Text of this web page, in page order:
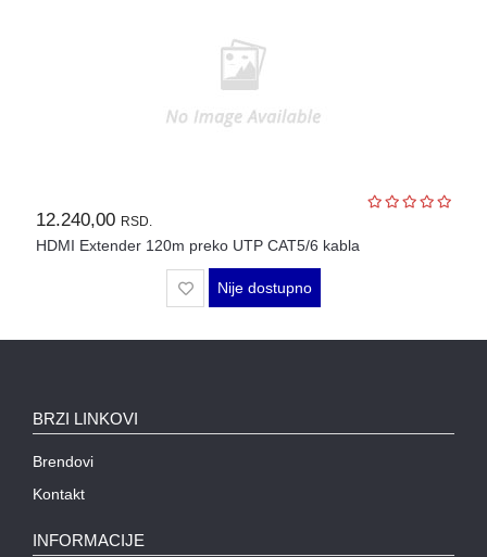
12.240,00 RSD.
HDMI Extender 120m preko UTP CAT5/6 kabla
Nije dostupno
BRZI LINKOVI
Brendovi
Kontakt
INFORMACIJE